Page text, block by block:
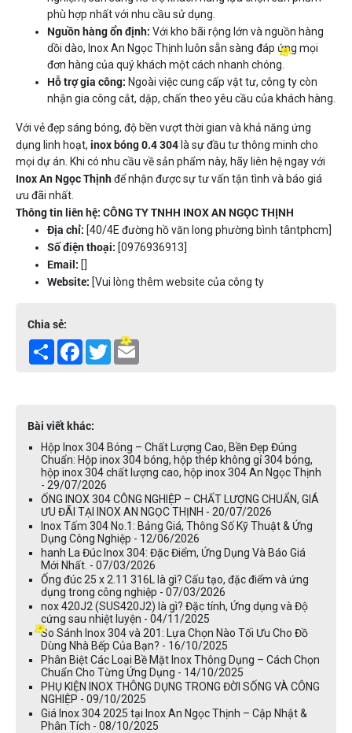
phù hợp nhất với nhu cầu sử dụng.
Nguồn hàng ổn định: Với kho bãi rộng lớn và nguồn hàng
dồi dào, Inox An Ngọc Thịnh luôn sẵn sàng đáp ứng mọi
đơn hàng của quý khách một cách nhanh chóng.
Hỗ trợ gia công: Ngoài việc cung cấp vật tư, công ty còn
nhận gia công cắt, dập, chấn theo yêu cầu của khách hàng.
Với vẻ đẹp sáng bóng, độ bền vượt thời gian và khả năng ứng
dụng linh hoạt, inox bóng 0.4 304 là sự đầu tư thông minh cho
mọi dự án. Khi có nhu cầu về sản phẩm này, hãy liên hệ ngay với
Inox An Ngọc Thịnhđể nhận được sự tư vấn tận tình và báo giá
ưu đãi nhất.
Thông tin liên hệ: CÔNG TY TNHH INOX AN NGỌC THỊNH
Địa chỉ: [40/4E đường hồ văn long phường bình tântphcm]
Số điện thoại: [0976936913]
Email: []
Website: [Vui lòng thêm website của công ty
Chia sẻ:
Share Facebook
Twitter
Bài viết khác:
Hộp Inox 304 Bóng – Chất Lượng Cao, Bền Đẹp Đúng
Chuẩn: Hộp inox 304 bóng, hộp thép không gỉ 304 bóng,
hộp inox 304 chất lượng cao, hộp inox 304 An Ngọc Thịnh
- 29/07/2026
ỐNG INOX 304 CÔNG NGHIỆP – CHẤT LƯỢNG CHUẨN, GIÁ
ƯU ĐÃI TẠI INOX AN NGỌC THỊNH - 20/07/2026
Inox Tấm 304 No.1: Bảng Giá, Thông Số Kỹ Thuật & Ứng
Dụng Công Nghiệp - 12/06/2026
hanh La Đúc Inox 304: Đặc Điểm, Ứng Dụng Và Báo Giá
Mới Nhất. - 07/03/2026
Ống đúc 25 x 2.11 316L là gì? Cấu tạo, đặc điểm và ứng
dụng trong công nghiệp - 07/03/2026
nox 420J2 (SUS420J2) là gì? Đặc tính, Ứng dụng và Độ
cứng sau nhiệt luyện - 04/11/2025
So Sánh Inox 304 và 201: Lựa Chọn Nào Tối Ưu Cho Đồ
Dùng Nhà Bếp Của Bạn? - 16/10/2025
Phân Biệt Các Loại Bề Mặt Inox Thông Dụng – Cách Chọn
Chuẩn Cho Từng Ứng Dụng - 14/10/2025
PHỤ KIỆN INOX THÔNG DỤNG TRONG ĐỜI SỐNG VÀ CÔNG
NGHIỆP - 09/10/2025
Giá Inox 304 2025 tại Inox An Ngọc Thịnh – Cập Nhật &
Phân Tích - 08/10/2025